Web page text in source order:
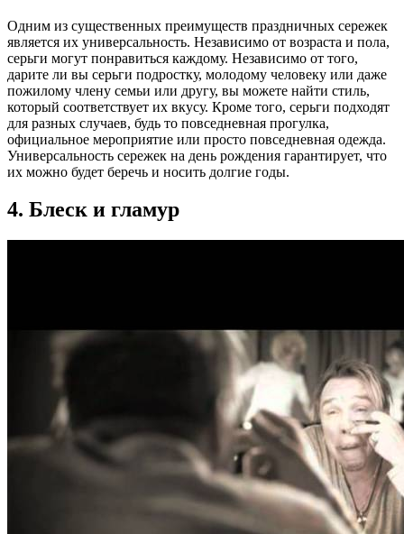
Одним из существенных преимуществ праздничных сережек
является их универсальность. Независимо от возраста и пола,
серьги могут понравиться каждому. Независимо от того,
дарите ли вы серьги подростку, молодому человеку или даже
пожилому члену семьи или другу, вы можете найти стиль,
который соответствует их вкусу. Кроме того, серьги подходят
для разных случаев, будь то повседневная прогулка,
официальное мероприятие или просто повседневная одежда.
Универсальность сережек на день рождения гарантирует, что
их можно будет беречь и носить долгие годы.
4. Блеск и гламур